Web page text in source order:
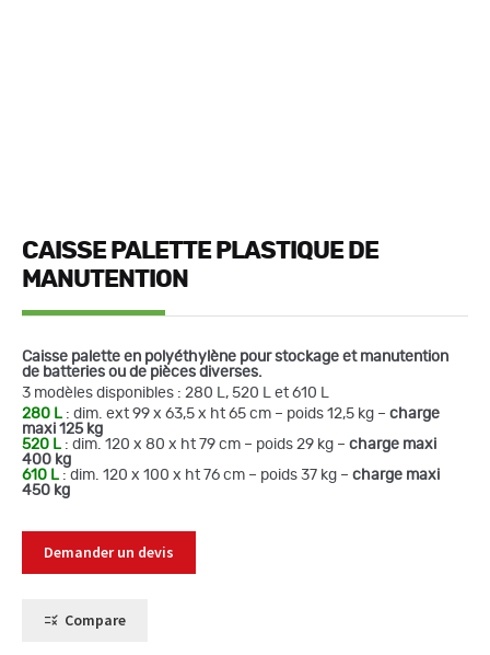
CAISSE PALETTE PLASTIQUE DE
MANUTENTION
Caisse palette en polyéthylène pour stockage et manutention
de batteries ou de pièces diverses.
3 modèles disponibles : 280 L, 520 L et 610 L
280 L : dim. ext 99 x 63,5 x ht 65 cm – poids 12,5 kg – charge
maxi 125 kg
520 L : dim. 120 x 80 x ht 79 cm – poids 29 kg – charge maxi
400 kg
610 L : dim. 120 x 100 x ht 76 cm – poids 37 kg – charge maxi
450 kg
Demander un devis
Compare